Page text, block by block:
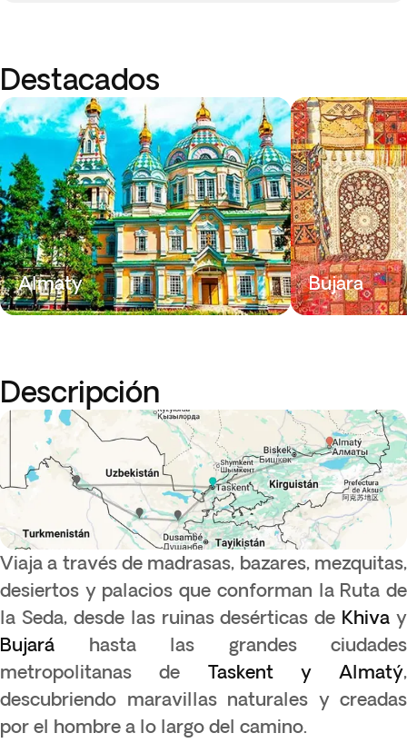
Destacados
Almaty Bujara
Descripción
Viaja a través de madrasas, bazares, mezquitas,
desiertos y palacios que conforman la Ruta de
la Seda, desde las ruinas desérticas de Khiva y
Bujará hasta las grandes ciudades
metropolitanas de Taskent y Almatý,
descubriendo maravillas naturales y creadas
por el hombre a lo largo del camino.